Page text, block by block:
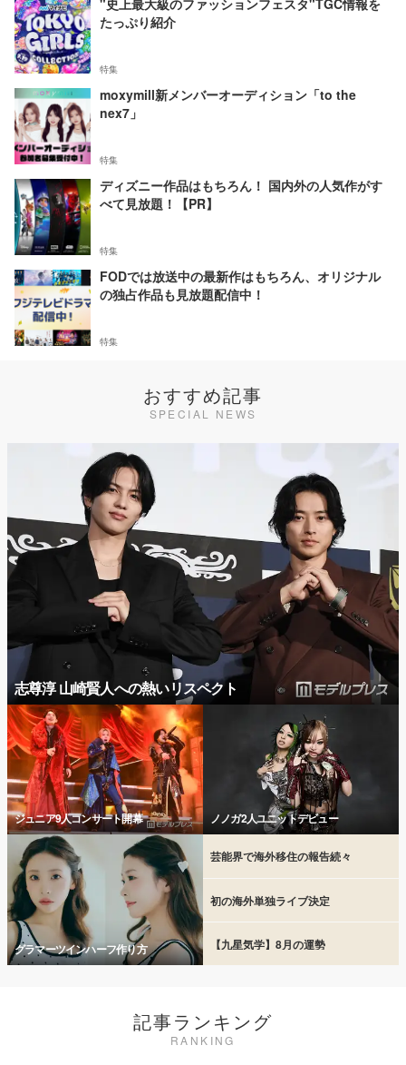
たっぷり紹介
特集
moxymill新メンバーオーディション「to the
nex7」
特集
ディズニー作品はもちろん！ 国内外の人気作がす
べて見放題！【PR】
特集
FODでは放送中の最新作はもちろん、オリジナル
の独占作品も見放題配信中！
特集
おすすめ記事
SPECIAL NEWS
志尊淳 山崎賢人への熱いリスペクト
ジュニア9人コンサート開幕 ノノガ2人ユニットデビュー
グラマーツインハーフ作り方
芸能界で海外移住の報告続々
初の海外単独ライブ決定
【九星気学】8月の運勢
記事ランキング
RANKING